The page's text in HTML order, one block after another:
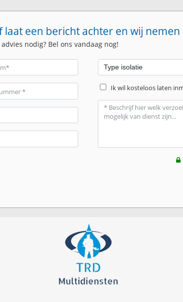
laat een bericht achter en wij
nodig? Bel ons vandaag nog!
Ik wil kosteloos laten